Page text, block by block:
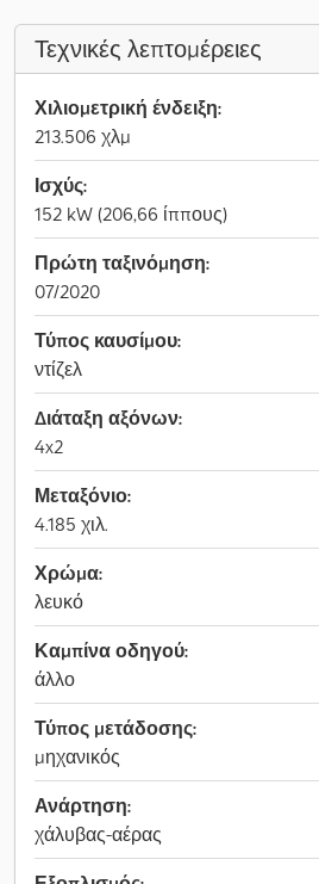
Τεχνικές λεπτομέρειες
Χιλιομετρική ένδειξη:
213.506 χλμ
Ισχύς:
152 kW (206,66 ίππους)
Πρώτη ταξινόμηση:
07/2020
Τύπος καυσίμου:
ντίζελ
Διάταξη αξόνων:
4x2
Μεταξόνιο:
4.185 χιλ.
Χρώμα:
λευκό
Καμπίνα οδηγού:
άλλο
Τύπος μετάδοσης:
μηχανικός
Ανάρτηση:
χάλυβας-αέρας